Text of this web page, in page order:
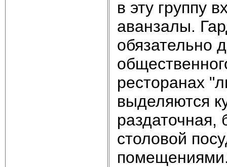
в эту группу
аванзалы.
обязательно
ресторанах
выделяются
раздаточная,
столовой